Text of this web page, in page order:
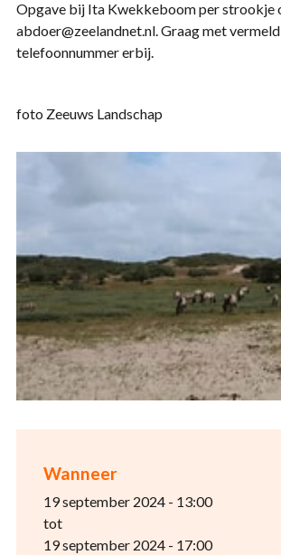
Wanneer
19 september 2024 - 13:00
tot
19 september 2024 - 17:00
Opgave bij Ita Kwekkeboom per strookje
abdoer@zeelandnet.nl. Graag met
telefoonnummer erbij.
foto Zeeuws Landschap